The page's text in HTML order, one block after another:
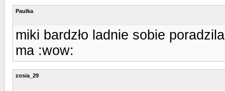
Paulka
miki bardzło ladnie sobie
ma :wow:
zosia_29